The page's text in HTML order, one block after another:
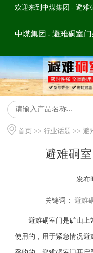
欢迎来到中煤集团 - 避难
中煤集团 - 避难硐室
首页 >>行业话题 >> 避
避难硐
发布
关键词： 避难
避难硐室门是矿山上
使用的，用于紧急情况避